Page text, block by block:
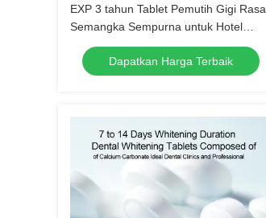
EXP 3 tahun Tablet Pemutih Gigi Rasa
Semangka Sempurna untuk Hotel
Perjalanan Rumah Campuran Bahan
Alami
Dapatkan Harga Terbaik